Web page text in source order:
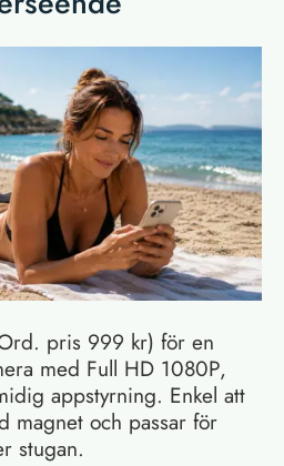
pris 999 kr) för en
med Full HD 1080P,
appstyrning. Enkel att
magnet och passar för
stugan.